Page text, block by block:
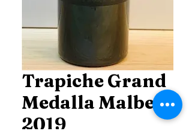
Trapiche Grand
Medalla Malbec
2019